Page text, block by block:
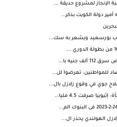
دولة الكويت بذكر...
جنيه با...
للمواطنين: تعرضوا لل...
جوي في وقوع زلازل بال...
صرفت 4.5 مليا...
الهولندي يحذر ال...